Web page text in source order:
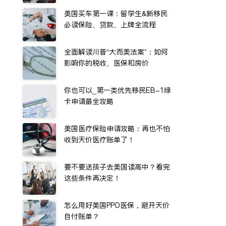
美国买车第一课：留学生&新移民
必读保险、贷款、上牌全流程
全面解读川普“大而美法案”：如何
影响你的税收、医保和房价
你也可以_第一类优先移民EB-1绿
卡申请最全攻略
美国医疗保险申请攻略：再也不怕
收到天价医疗账单了！
要不要送孩子去美国读高中？看完
这些条件再决定！
怎么用好美国PPO医保，避开天价
自付账单？